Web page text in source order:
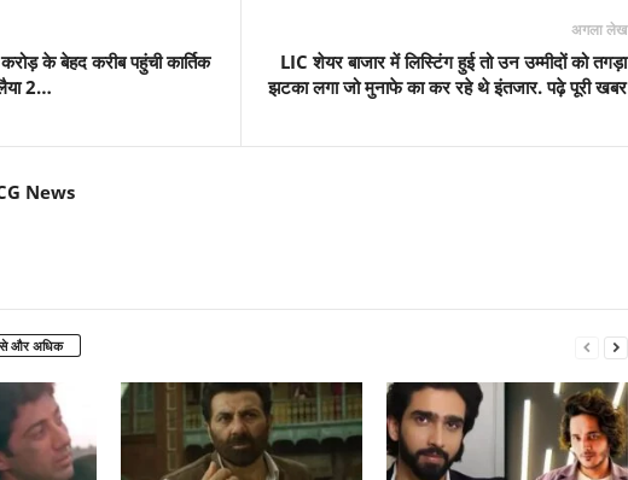
के बेहद करीब पहुंची कार्तिक
2…
अगला लेख
LIC शेयर बाजार में लिस्टिंग हुई तो उन उम्मीदों को तगड़ा
झटका लगा जो मुनाफे का कर रहे थे इंतजार. पढ़े पूरी खबर
News
और अधिक